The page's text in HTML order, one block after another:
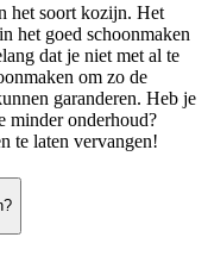
het soort kozijn. Het
het goed schoonmaken
dat je niet met al te
om zo de
garanderen. Heb je
minder onderhoud?
te laten vervangen!